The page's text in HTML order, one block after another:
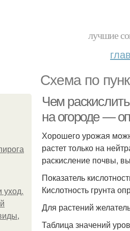
лучшие
Схема по
уход.
Чем
на огороде —
Хорошего урожая
растет только на
раскисление почвы,
Показатель
Кислотность грунта
Для растений
Таблица значений